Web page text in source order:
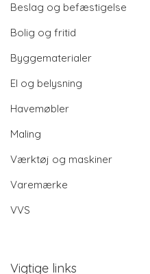
Beslag og befæstigelse
Bolig og fritid
Byggematerialer
El og belysning
Havemøbler
Maling
Værktøj og maskiner
Varemærke
VVS
Vigtige links